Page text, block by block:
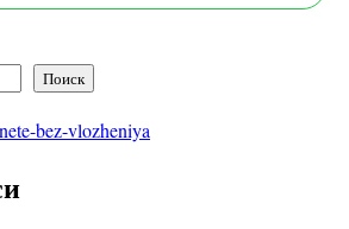
Поиск